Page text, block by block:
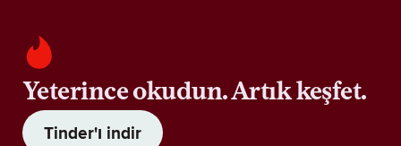
Yeterince okudun. Artık keşfet.
Tinder'ı indir